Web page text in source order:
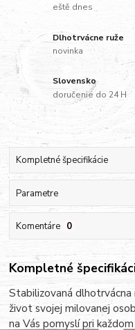
eště dnes
Dlhotrvácne ruže
novinka
Slovensko
doručenie do 24 H
Kompletné špecifikácie
Parametre
Komentáre 0
Kompletné
Stabilizovaná
život svojej milovanej
na Vás pomyslí pri